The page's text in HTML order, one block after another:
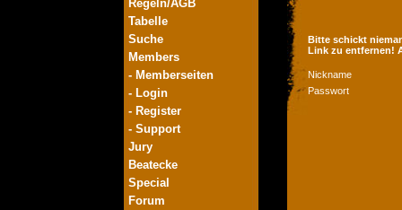
Regeln/AGB
Tabelle
Suche
Members
- Memberseiten
- Login
- Register
- Support
Jury
Beatecke
Special
Forum
Bitte schickt
Link zu entfernen!
Nickname
Passwort